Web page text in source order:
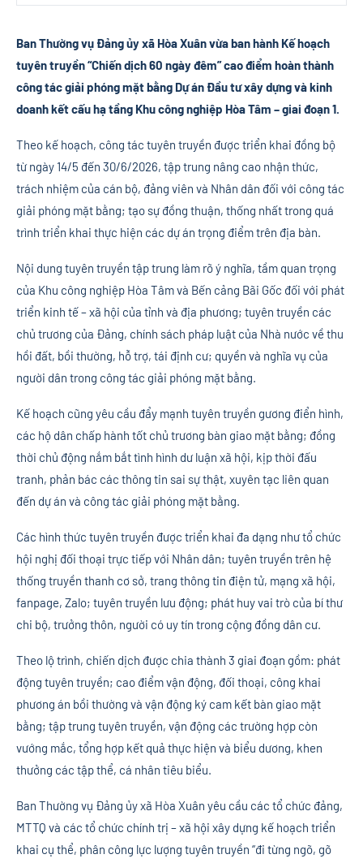
Ban Thường vụ Đảng ủy xã Hòa Xuân vừa ban hành Kế hoạch
tuyên truyền “Chiến dịch 60 ngày đêm” cao điểm hoàn thành
công tác giải phóng mặt bằng Dự án Đầu tư xây dựng và kinh
doanh kết cấu hạ tầng Khu công nghiệp Hòa Tâm – giai đoạn 1.
Theo kế hoạch, công tác tuyên truyền được triển khai đồng bộ
từ ngày 14/5 đến 30/6/2026, tập trung nâng cao nhận thức,
trách nhiệm của cán bộ, đảng viên và Nhân dân đối với công tác
giải phóng mặt bằng; tạo sự đồng thuận, thống nhất trong quá
trình triển khai thực hiện các dự án trọng điểm trên địa bàn.
Nội dung tuyên truyền tập trung làm rõ ý nghĩa, tầm quan trọng
của Khu công nghiệp Hòa Tâm và Bến cảng Bãi Gốc đối với phát
triển kinh tế – xã hội của tỉnh và địa phương; tuyên truyền các
chủ trương của Đảng, chính sách pháp luật của Nhà nước về thu
hồi đất, bồi thường, hỗ trợ, tái định cư; quyền và nghĩa vụ của
người dân trong công tác giải phóng mặt bằng.
Kế hoạch cũng yêu cầu đẩy mạnh tuyên truyền gương điển hình,
các hộ dân chấp hành tốt chủ trương bàn giao mặt bằng; đồng
thời chủ động nắm bắt tình hình dư luận xã hội, kịp thời đấu
tranh, phản bác các thông tin sai sự thật, xuyên tạc liên quan
đến dự án và công tác giải phóng mặt bằng.
Các hình thức tuyên truyền được triển khai đa dạng như tổ chức
hội nghị đối thoại trực tiếp với Nhân dân; tuyên truyền trên hệ
thống truyền thanh cơ sở, trang thông tin điện tử, mạng xã hội,
fanpage, Zalo; tuyên truyền lưu động; phát huy vai trò của bí thư
chi bộ, trưởng thôn, người có uy tín trong cộng đồng dân cư.
Theo lộ trình, chiến dịch được chia thành 3 giai đoạn gồm: phát
động tuyên truyền; cao điểm vận động, đối thoại, công khai
phương án bồi thường và vận động ký cam kết bàn giao mặt
bằng; tập trung tuyên truyền, vận động các trường hợp còn
vướng mắc, tổng hợp kết quả thực hiện và biểu dương, khen
thưởng các tập thể, cá nhân tiêu biểu.
Ban Thường vụ Đảng ủy xã Hòa Xuân yêu cầu các tổ chức đảng,
MTTQ và các tổ chức chính trị – xã hội xây dựng kế hoạch triển
khai cụ thể, phân công lực lượng tuyên truyền “đi từng ngõ, gõ